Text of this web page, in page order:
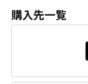
購入先一覧